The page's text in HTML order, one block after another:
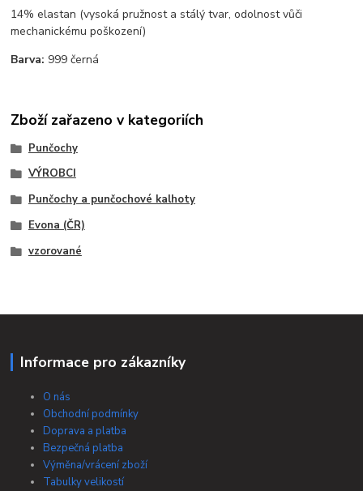
14% elastan (vysoká pružnost a stálý tvar, odolnost vůči
mechanickému poškození)
Barva: 999 černá
Zboží zařazeno v kategoriích
Punčochy
VÝROBCI
Punčochy a punčochové kalhoty
Evona (ČR)
vzorované
Informace pro zákazníky
O nás
Obchodní podmínky
Doprava a platba
Bezpečná platba
Výměna/vrácení zboží
Tabulky velikostí